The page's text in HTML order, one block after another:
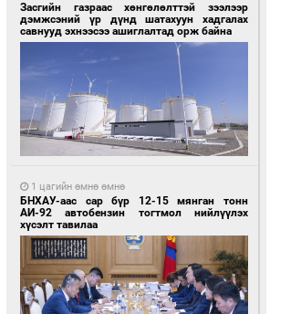
Засгийн газраас хөнгөлөлттэй зээлээр
дэмжсэний үр дүнд шатахуун хадгалах
савнууд эхнээсээ ашиглалтад орж байна
1 цагийн өмнө өмнө
БНХАУ-аас сар бүр 12-15 мянган тонн
АИ-92 автобензин тогтмол нийлүүлэх
хүсэлт тавилаа